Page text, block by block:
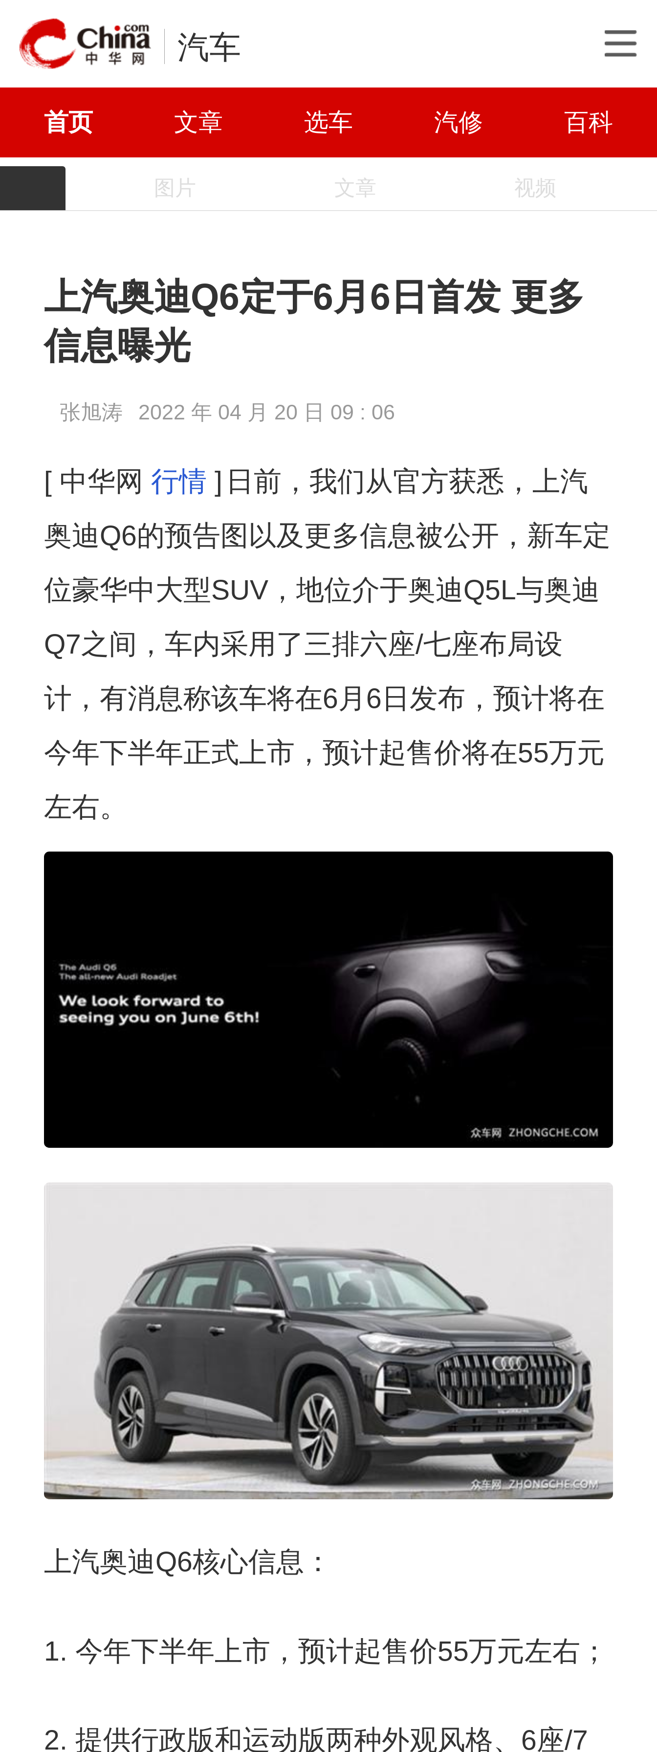
汽车
首页 文章 选车 汽修 百科
图片 文章 视频
上汽奥迪Q6定于6月6日首发 更多
信息曝光
张旭涛 2022 年 04 月 20 日 09 : 06
[ 中华网 行情 ] 日前，我们从官方获悉，上汽
奥迪Q6的预告图以及更多信息被公开，新车定
位豪华中大型SUV，地位介于奥迪Q5L与奥迪
Q7之间，车内采用了三排六座/七座布局设
计，有消息称该车将在6月6日发布，预计将在
今年下半年正式上市，预计起售价将在55万元
左右。
上汽奥迪Q6核心信息：
1. 今年下半年上市，预计起售价55万元左右；
2. 提供行政版和运动版两种外观风格、6座/7